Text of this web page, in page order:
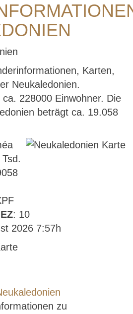
Karten,
Neukaledonien.
228000 Einwohner. Die
beträgt ca. 19.058
: 10
2026 7:57h
zu